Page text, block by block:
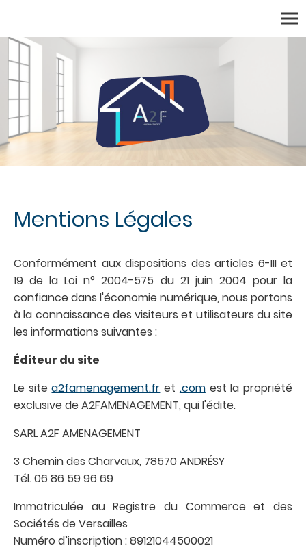
Mentions Légales
Conformément aux dispositions des articles 6-III et
19 de la Loi n° 2004-575 du 21 juin 2004 pour la
confiance dans l'économie numérique, nous portons
à la connaissance des visiteurs et utilisateurs du site
les informations suivantes :
Éditeur du site
Le sitea2famenagement.fr et .comest la propriété
exclusive de A2FAMENAGEMENT, qui l'édite.
SARL A2F AMENAGEMENT
3 Chemin des Charvaux, 78570 ANDRÉSY
Tél. 06 86 59 96 69
Immatriculée au Registre du Commerce et des
Sociétés de Versailles
Numéro d’inscription : 89121044500021